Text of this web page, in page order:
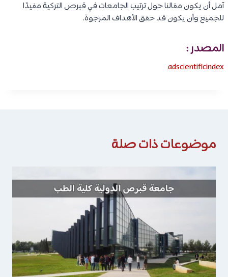
آمل أن يكون مقالنا حول ترتيب الجامعات في قبرص التركية مفيدًا
للجميع وأن يكون قد حقق الأهداف المرجوة.
المصدر :
adscientificindex
موضوعات ذات صلة